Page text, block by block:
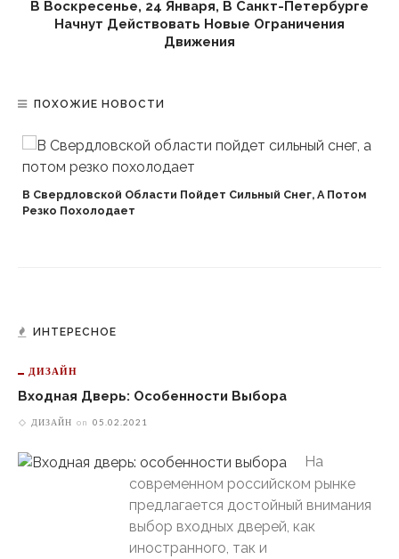
В Воскресенье, 24 Января, В Санкт-Петербурге
Начнут Действовать Новые Ограничения
Движения
ПОХОЖИЕ НОВОСТИ
В Свердловской Области Пойдет Сильный Снег, А Потом
Резко Похолодает
ИНТЕРЕСНОЕ
ДИЗАЙН
Входная Дверь: Особенности Выбора
ДИЗАЙН on 05.02.2021
На
современном российском рынке
предлагается достойный внимания
выбор входных дверей, как
иностранного, так и